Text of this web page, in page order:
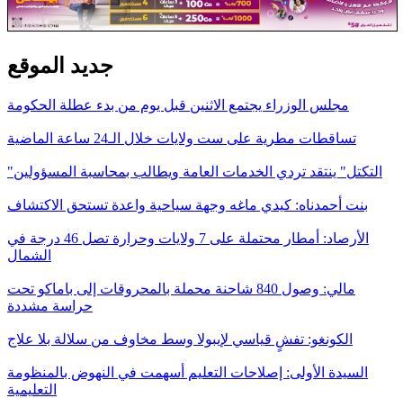
جديد الموقع
مجلس الوزراء يجتمع الاثنين قبل يوم من بدء عطلة الحكومة
تساقطات مطرية على ست ولايات خلال الـ24 ساعة الماضية
"التكتل" ينتقد تردي الخدمات العامة ويطالب بمحاسبة المسؤولين
بنت أحمدناه: كيدي ماغه وجهة سياحية واعدة تستحق الاكتشاف
الأرصاد: أمطار محتملة على 7 ولايات وحرارة تصل 46 درجة في
الشمال
مالي: وصول 840 شاحنة محملة بالمحروقات إلى باماكو تحت
حراسة مشددة
الكونغو: تفشٍ قياسي لإيبولا وسط مخاوف من سلالة بلا علاج
السيدة الأولى: إصلاحات التعليم أسهمت في النهوض بالمنظومة
التعليمية